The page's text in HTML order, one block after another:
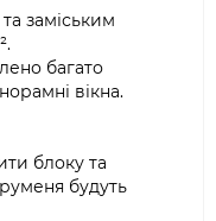
заміським
багато
вікна.
блоку та
будуть